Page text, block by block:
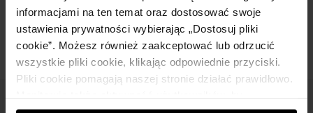
informacjami na ten temat oraz dostosować swoje
ustawienia prywatności wybierając „Dostosuj pliki
cookie”. Możesz również zaakceptować lub odrzucić
wszystkie pliki cookie, klikając odpowiednie przyciski.
Pliki cookie pomagają naszej stronie działać prawidłowo.
Opinie